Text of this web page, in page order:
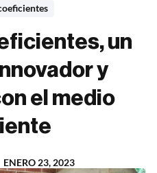
un
y
el medio
ENERO 23, 2023